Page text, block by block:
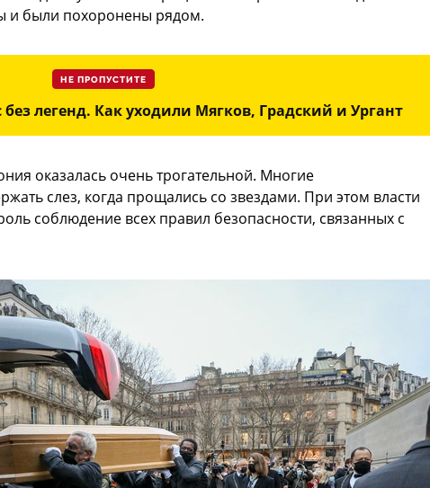
и были похоронены рядом.
НЕ ПРОПУСТИТЕ
легенд. Как уходили Мягков, Градский и Ургант
оказалась очень трогательной. Многие
слез, когда прощались со звездами. При этом власти
соблюдение всех правил безопасности, связанных с